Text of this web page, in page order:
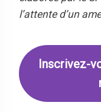
l’attente d’un
Inscrivez-